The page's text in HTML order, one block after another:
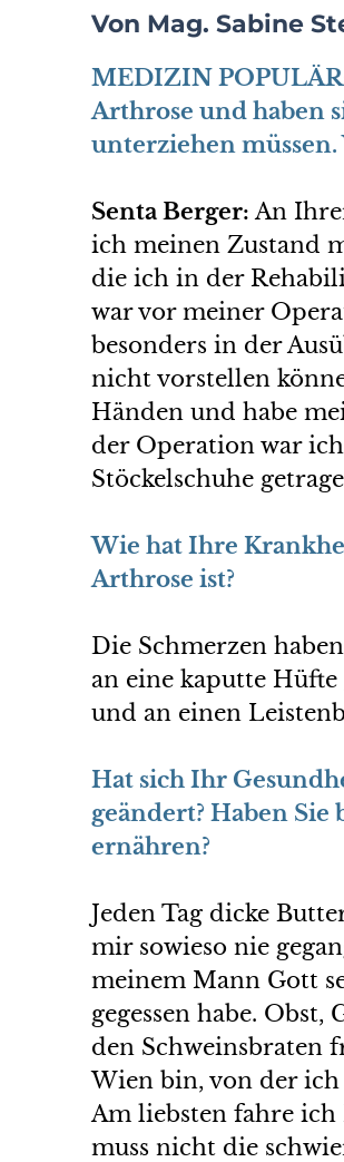
Von Mag. Sabine
MEDIZIN
Arthrose und haben
unterziehen müssen.
Senta Berger:An
ich meinen Zustand
die ich in der
war vor meiner
besonders in der
nicht vorstellen
Händen und habe
der Operation war
Stöckelschuhe
Wie hat Ihre
Arthrose ist?
Die Schmerzen
an eine kaputte
und an einen
Hat sich Ihr
geändert? Haben
ernähren?
Jeden Tag dicke
mir sowieso nie
meinem Mann Gott
gegessen habe.
den Schweinsbraten
Wien bin, von der
Am liebsten fahre ich
muss nicht die